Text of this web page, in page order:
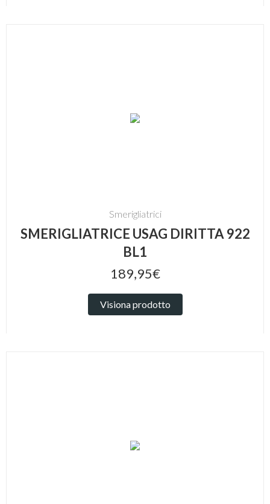
Smerigliatrici
SMERIGLIATRICE USAG DIRITTA 922
BL1
189,95€
Visiona prodotto